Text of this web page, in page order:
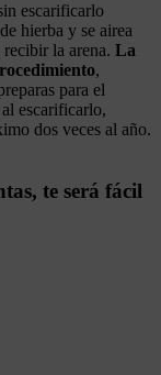
escarificarlo
hierba y se airea
la arena. La
,
para el
escarificarlo,
dos veces al año.
te será fácil